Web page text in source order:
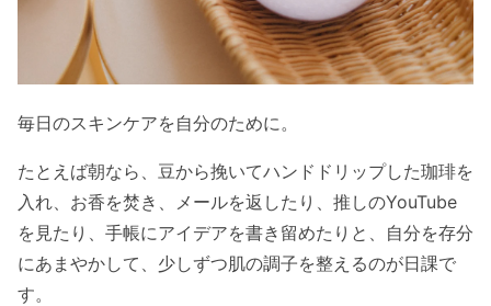
毎日のスキンケアを自分のために。
たとえば朝なら、豆から挽いてハンドドリップした珈琲を
入れ、お香を焚き、メールを返したり、推しのYouTube
を見たり、手帳にアイデアを書き留めたりと、自分を存分
にあまやかして、少しずつ肌の調子を整えるのが日課で
す。